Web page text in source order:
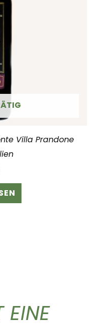
Villa Prandone
EINE